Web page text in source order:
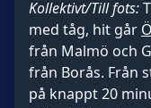
Kollektivt/Till fots:
med tåg, hit går
från Malmö och
från Borås. Från
på knappt 20